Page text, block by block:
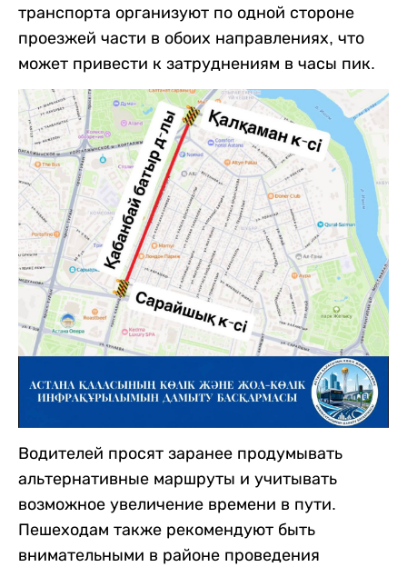
транспорта организуют по одной стороне
проезжей части в обоих направлениях, что
может привести к затруднениям в часы пик.
Водителей просят заранее продумывать
альтернативные маршруты и учитывать
возможное увеличение времени в пути.
Пешеходам также рекомендуют быть
внимательными в районе проведения